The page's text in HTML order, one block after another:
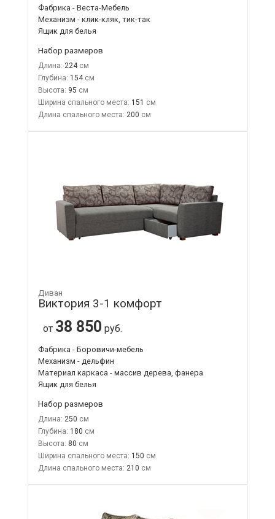
Фабрика - Веста-Мебель
Механизм - клик-кляк, тик-так
Ящик для белья
Набор размеров
Длина: 224
Глубина: 154
Высота: 95
Ширина спального места: 151
Длина спального места: 200
Диван
Виктория 3-1 комфорт
от 38 850 руб.
Фабрика - Боровичи-мебель
Механизм - дельфин
Материал каркаса - массив дерева, фанера
Ящик для белья
Набор размеров
Длина: 250
Глубина: 180
Высота: 80
Ширина спального места: 150
Длина спального места: 210